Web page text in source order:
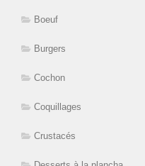
Boeuf
Burgers
Cochon
Coquillages
Crustacés